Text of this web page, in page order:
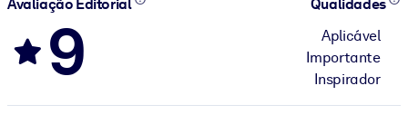
Avaliação Editorial
9
Qualidades
Aplicável
Importante
Inspirador